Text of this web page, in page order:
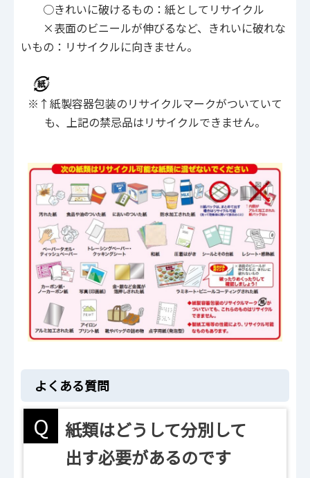
○きれいに破けるもの：紙としてリサイクル
×表面のビニールが伸びるなど、きれいに破れな
いもの：リサイクルに向きません。
※↑紙製容器包装のリサイクルマークがついていて
も、上記の禁忌品はリサイクルできません。
よくある質問
Q
紙類はどうして分別して
出す必要があるのです